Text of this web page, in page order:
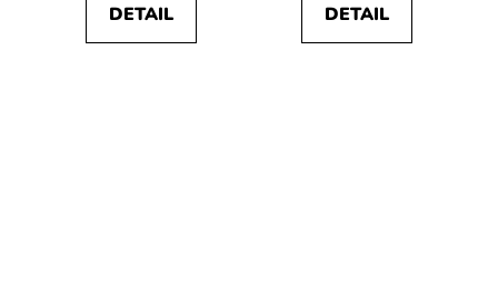
DETAIL DETAIL